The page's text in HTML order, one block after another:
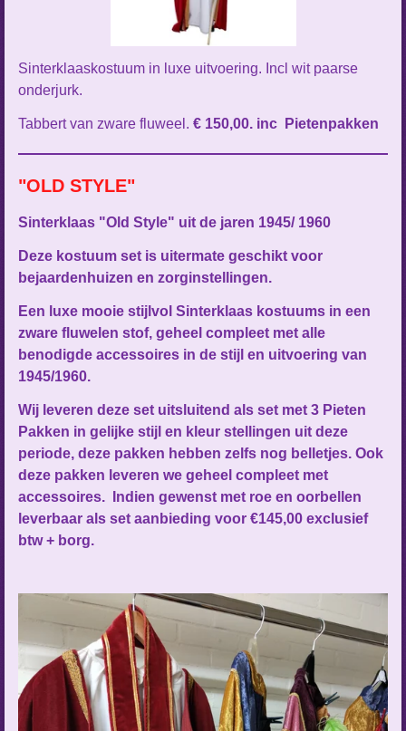
Sinterklaaskostuum in luxe uitvoering. Incl wit paarse
onderjurk.
Tabbert van zware fluweel. € 150,00. inc Pietenpakken
"OLD STYLE"
Sinterklaas "Old Style" uit de jaren 1945/ 1960
Deze kostuum set is uitermate geschikt voor
bejaardenhuizen en zorginstellingen.
Een luxe mooie stijlvol Sinterklaas kostuums in een
zware fluwelen stof, geheel compleet met alle
benodigde accessoires in de stijl en uitvoering van
1945/1960.
Wij leveren deze set uitsluitend als set met 3 Pieten
Pakken in gelijke stijl en kleur stellingen uit deze
periode, deze pakken hebben zelfs nog belletjes. Ook
deze pakken leveren we geheel compleet met
accessoires. Indien gewenst met roe en oorbellen
leverbaar als set aanbieding voor €145,00 exclusief
btw + borg.